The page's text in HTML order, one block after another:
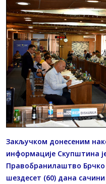
Закључком донесеним
информације Скупштина
Правобранилаштво
шездесет (60) дана